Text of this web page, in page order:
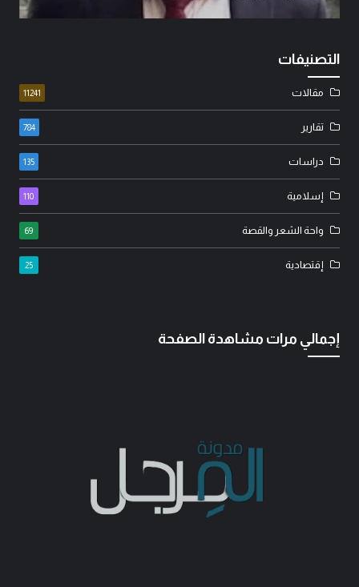
التصنيفات
مقالات 11241
تقارير 784
دراسات 135
إسلامية 110
واحة الشعر والقصة 69
إقتصادية 25
إجمالي مرات مشاهدة الصفحة